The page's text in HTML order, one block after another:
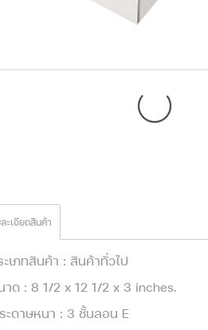
ะเอียดสินค้า
ะเภทสินค้า : สินค้าทั่วไป
าด : 8 1/2 x 12 1/2 x 3 inches.
ะดาษหนา : 3 ชั้นลอน E